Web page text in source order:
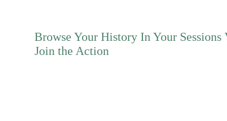
Browse Your History In Your Sessions
Join the Action